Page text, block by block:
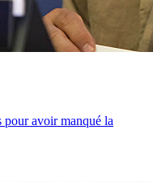
pour avoir manqué la